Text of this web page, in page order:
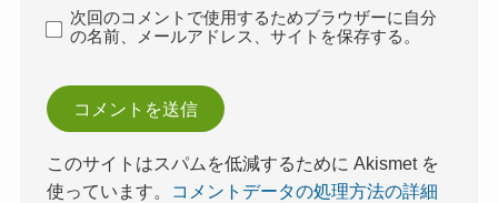
次回のコメントで使用するためブラウザーに自分
の名前、メールアドレス、サイトを保存する。
このサイトはスパムを低減するために Akismet を
使っています。
コメントデータの処理方法の詳細